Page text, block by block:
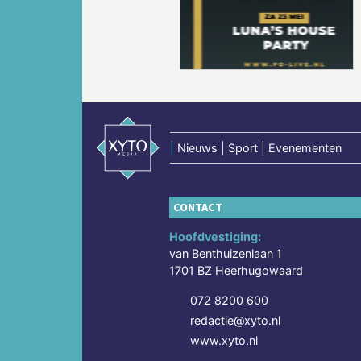
Nieuws | Sport | Evenementen
CONTACT
Hoofdvestiging:
van Benthuizenlaan 1
1701 BZ Heerhugowaard
072 8200 600
redactie@xyto.nl
www.xyto.nl